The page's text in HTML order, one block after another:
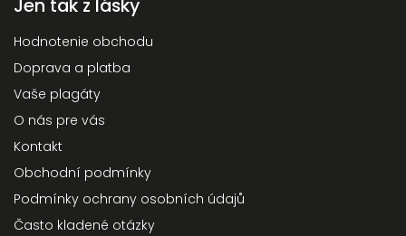
Jen tak z lásky
Hodnotenie obchodu
Doprava a platba
Vaše plagáty
O nás pre vás
Kontakt
Obchodní podmínky
Podmínky ochrany osobních údajů
Často kladené otázky